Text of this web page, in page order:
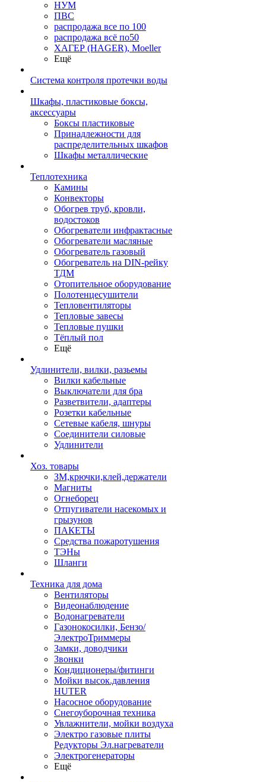
НУМ
ПВС
распродажа все по 100
распродажа всё по50
ХАГЕР (HAGER), Moeller
Ещё
Система контроля протечки воды
Шкафы, пластиковые боксы,
аксессуары
Боксы пластиковые
Принадлежности для
распределительных шкафов
Шкафы металлические
Теплотехника
Камины
Конвекторы
Обогрев труб, кровли,
водостоков
Обогреватели инфрактасные
Обогреватели масляные
Обогреватель газовый
Обогреватель на DIN-рейку
ТДМ
Отопительное оборудование
Полотенцесушители
Тепловентиляторы
Тепловые завесы
Тепловые пушки
Тёплый пол
Ещё
Удлинители, вилки, разьемы
Вилки кабельные
Выключатели для бра
Разветвители, адаптеры
Розетки кабельные
Сетевые кабеля, шнуры
Соединители силовые
Удлинители
Хоз. товары
ЗМ,крючки,клей,держатели
Магниты
Огнеборец
Отпугиватели насекомых и
грызунов
ПАКЕТЫ
Средства пожаротушения
ТЭНы
Шланги
Техника для дома
Вентиляторы
Видеонаблюдение
Водонагреватели
Газонокосилки, Бензо/
ЭлектроТриммеры
Замки, доводчики
Звонки
Кондиционеры/фитинги
Мойки высок.давления
HUTER
Насосное оборудование
Снегоуборочная техника
Увлажнители, мойки воздуха
Электро газовые плиты
Редукторы Эл.нагреватели
Электрогенераторы
Ещё